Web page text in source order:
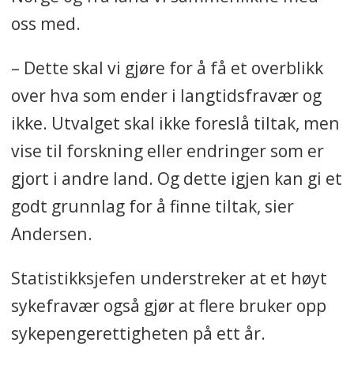
oss med.
– Dette skal vi gjøre for å få et overblikk
over hva som ender i langtidsfravær og
ikke. Utvalget skal ikke foreslå tiltak, men
vise til forskning eller endringer som er
gjort i andre land. Og dette igjen kan gi et
godt grunnlag for å finne tiltak, sier
Andersen.
Statistikksjefen understreker at et høyt
sykefravær også gjør at flere bruker opp
sykepengerettigheten på ett år.